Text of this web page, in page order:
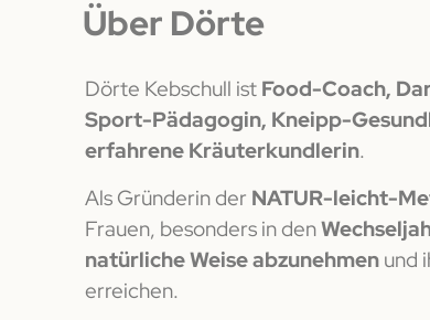
Über Dörte
Dörte Kebschull istFood-Coach,
Sport-Pädagogin, Kneipp-
erfahrene Kräuterkundlerin.
Als Gründerin der NATUR-leicht-
Frauen, besonders in den
natürliche Weise abzunehmenund
erreichen.